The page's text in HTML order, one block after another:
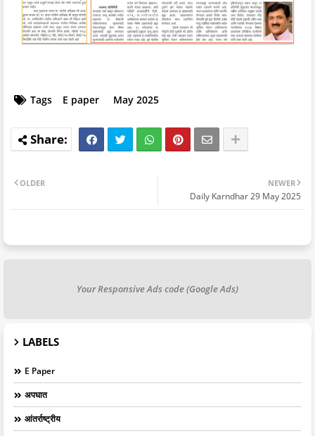
Tags E paper May 2025
NEWER
Daily Karndhar 29 May 2025
OLDER
Your Responsive Ads code (Google Ads)
LABELS
E Paper
अपघात
आंतर्राष्ट्रीय